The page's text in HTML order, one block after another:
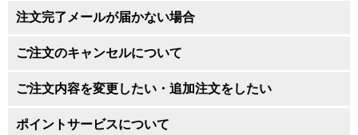
関西
鳥取、島根、岡山、広島、山口
四国
注文完了メールが届かない場合
ご注文のキャンセルについて
ご注文内容を変更したい・追加注文をしたい
ポイントサービスについて